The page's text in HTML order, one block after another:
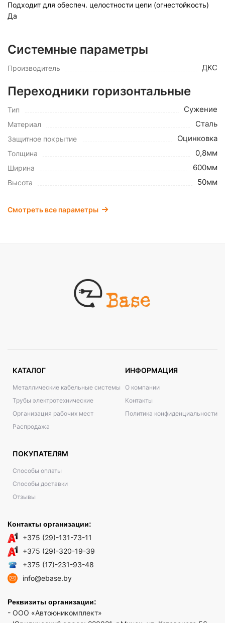
Подходит для обеспеч. целостности цепи (огнестойкость)
Да
Системные параметры
Производитель ДКС
Переходники горизонтальные
Тип Сужение
Материал Сталь
Защитное покрытие Оцинковка
Толщина 0,8мм
Ширина 600мм
Высота 50мм
Смотреть все параметры
КАТАЛОГ
Металлические кабельные системы
Трубы электротехнические
Организация рабочих мест
Распродажа
ИНФОРМАЦИЯ
О компании
Контакты
Политика конфиденциальности
ПОКУПАТЕЛЯМ
Способы оплаты
Способы доставки
Отзывы
Контакты организации:
+375 (29)-131-73-11
+375 (29)-320-19-39
+375 (17)-231-93-48
info@ebase.by
Реквизиты организации:
- ООО «Автоюникомплект»